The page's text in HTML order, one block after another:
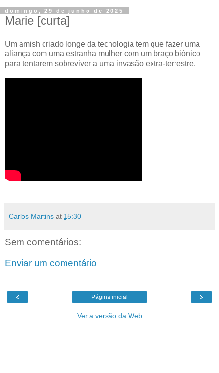
domingo, 29 de junho de 2025
Marie [curta]
Um amish criado longe da tecnologia tem que fazer uma
aliança com uma estranha mulher com um braço biónico
para tentarem sobreviver a uma invasão extra-terrestre.
Carlos Martins at 15:30
Sem comentários:
Enviar um comentário
‹ ›
Página inicial
Ver a versão da Web